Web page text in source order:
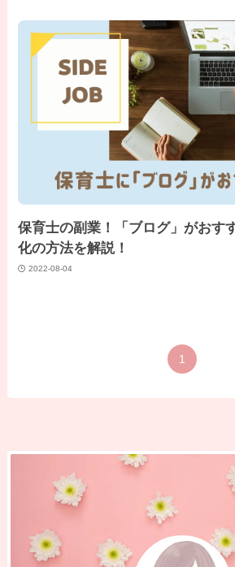
保育士の副業！「ブログ」がおす
化の方法を解説！
2022-08-04
1